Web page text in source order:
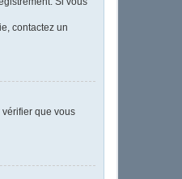
contactez un
vérifier que vous